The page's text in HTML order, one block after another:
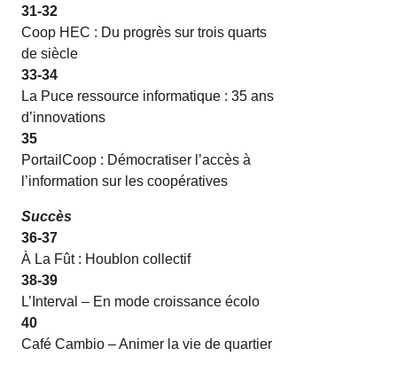
31-32
Coop HEC : Du progrès sur trois quarts
de siècle
33-34
La Puce ressource informatique : 35 ans
d’innovations
35
PortailCoop : Démocratiser l’accès à
l’information sur les coopératives
Succès
36-37
À La Fût : Houblon collectif
38-39
L’Interval – En mode croissance écolo
40
Café Cambio – Animer la vie de quartier